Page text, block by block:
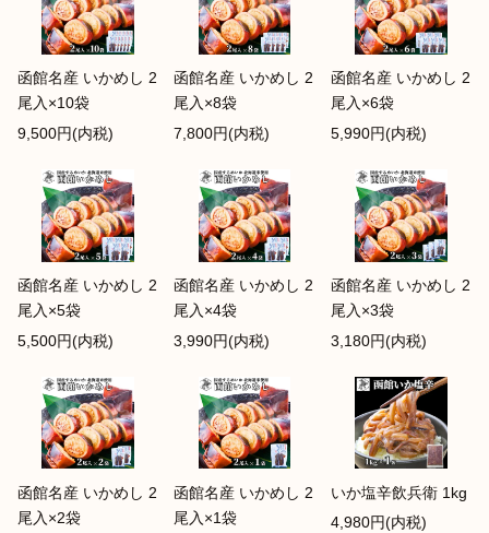
函館名産 いかめし 2
尾入×10袋
9,500円(内税)
函館名産 いかめし 2
尾入×8袋
7,800円(内税)
函館名産 いかめし 2
尾入×6袋
5,990円(内税)
函館名産 いかめし 2
尾入×5袋
5,500円(内税)
函館名産 いかめし 2
尾入×4袋
3,990円(内税)
函館名産 いかめし 2
尾入×3袋
3,180円(内税)
函館名産 いかめし 2
尾入×2袋
函館名産 いかめし 2
尾入×1袋
いか塩辛飲兵衛 1kg
4,980円(内税)